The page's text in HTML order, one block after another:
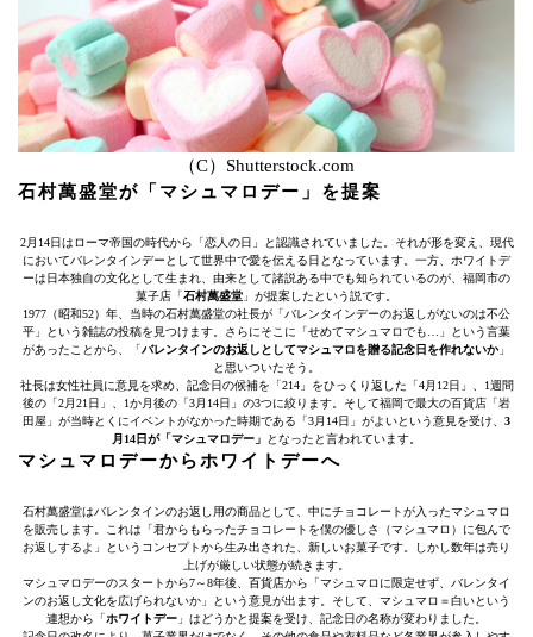
（C）Shutterstock.com
石村萬盛堂が「マシュマロデー」を提案
2月14日はローマ帝国の時代から「恋人の日」と認識されていました。それが形を変え、現代
においてバレンタインデーとして世界中で愛を伝える日となっています。一方、ホワイトデ
ーは日本独自の文化として生まれ、由来として諸説ある中でも知られているのが、福岡市の
菓子店「石村萬盛堂 」が提案したという説です。
1977（昭和52）年、当時の石村萬盛堂の社長が「バレンタインデーのお返しがないのは不公
平」という雑誌の投稿を見つけます。さらにそこに「せめてマシュマロでも…」という言葉
があったことから、「バレンタインのお返しとしてマシュマロを贈る記念日を作れないか 」
と思いついたそう。
社長は女性社員に意見を求め、記念日の候補を「214」をひっくり返した「4月12日」、1週間
後の「2月21日」、1か月後の「3月14日」の3つに絞ります。そして福岡で最大の百貨店「岩
田屋」が当時とくにイベントがなかった時期である「3月14日」がよいという意見を受け、 3
月14日が「マシュマロデー」
となったと言われています。
マシュマロデーからホワイトデーへ
石村萬盛堂はバレンタインのお返し用の商品として、中にチョコレートが入ったマシュマロ
を販売します。これは「君からもらったチョコレートを僕の優しさ（マシュマロ）に包んで
お返しするよ」というコンセプトから生み出された、新しいお菓子です。しかし数年は売り
上げが厳しい状態が続きます。
マシュマロデーのスタートから7～8年後、百貨店から「マシュマロに限定せず、バレンタイ
ンのお返し文化を広げられないか」という意見が出ます。そして、マシュマロ＝白いという
連想から「ホワイトデー 」はどうかと提案を受け、記念日の名称が変わりました。